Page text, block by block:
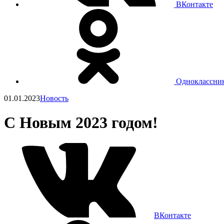
ВКонтакте
01.01.2023Новость
С Новым 2023 годом!
ВКонтакте